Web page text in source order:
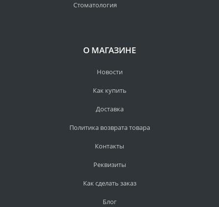
Стоматология
О МАГАЗИНЕ
Новости
Как купить
Доставка
Политика возврата товара
Контакты
Реквизиты
Как сделать заказ
Блог